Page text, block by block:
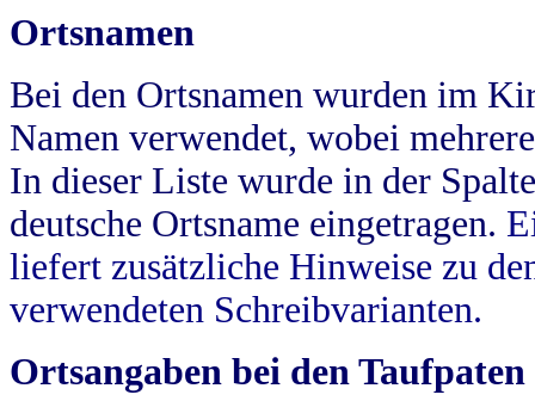
Ortsnamen
Bei den Ortsnamen wurden im
Namen verwendet, wobei
In dieser Liste wurde in der
deutsche Ortsname eingetragen.
liefert zusätzliche Hinweise zu
verwendeten Schreibvarianten.
Ortsangaben bei den Taufpaten